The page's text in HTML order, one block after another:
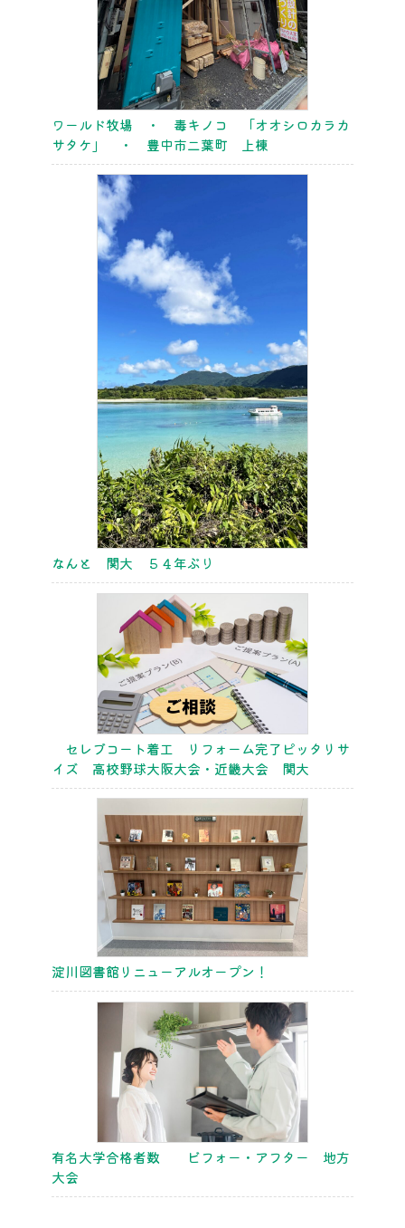
ワールド牧場 ・ 毒キノコ 「オオシロカラカ
サタケ」 ・ 豊中市二葉町 上棟
なんと 関大 ５４年ぶり
セレブコート着工 リフォーム完了ピッタリサ
イズ 高校野球大阪大会・近畿大会 関大
淀川図書館リニューアルオープン！
有名大学合格者数 ビフォー・アフター 地方
大会